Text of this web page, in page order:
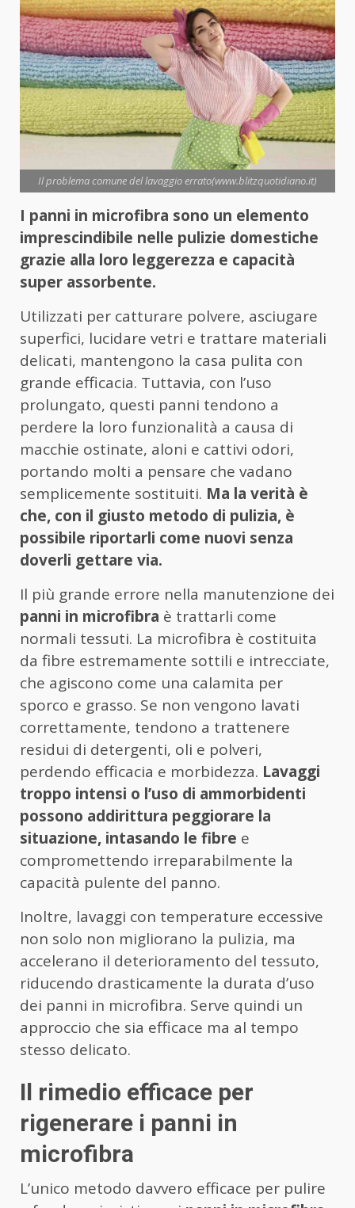
Il problema comune del lavaggio errato(www.blitzquotidiano.it)
I panni in microfibra sono un elemento
imprescindibile nelle pulizie domestiche
grazie alla loro leggerezza e capacità
super assorbente.
Utilizzati per catturare polvere, asciugare
superfici, lucidare vetri e trattare materiali
delicati, mantengono la casa pulita con
grande efficacia. Tuttavia, con l’uso
prolungato, questi panni tendono a
perdere la loro funzionalità a causa di
macchie ostinate, aloni e cattivi odori,
portando molti a pensare che vadano
semplicemente sostituiti. Ma la verità è
che, con il giusto metodo di pulizia, è
possibile riportarli come nuovi senza
doverli gettare via.
Il più grande errore nella manutenzione dei
panni in microfibra è trattarli come
normali tessuti. La microfibra è costituita
da fibre estremamente sottili e intrecciate,
che agiscono come una calamita per
sporco e grasso. Se non vengono lavati
correttamente, tendono a trattenere
residui di detergenti, oli e polveri,
perdendo efficacia e morbidezza. Lavaggi
troppo intensi o l’uso di ammorbidenti
possono addirittura peggiorare la
situazione, intasando le fibre e
compromettendo irreparabilmente la
capacità pulente del panno.
Inoltre, lavaggi con temperature eccessive
non solo non migliorano la pulizia, ma
accelerano il deterioramento del tessuto,
riducendo drasticamente la durata d’uso
dei panni in microfibra. Serve quindi un
approccio che sia efficace ma al tempo
stesso delicato.
Il rimedio efficace per
rigenerare i panni in
microfibra
L’unico metodo davvero efficace per pulire